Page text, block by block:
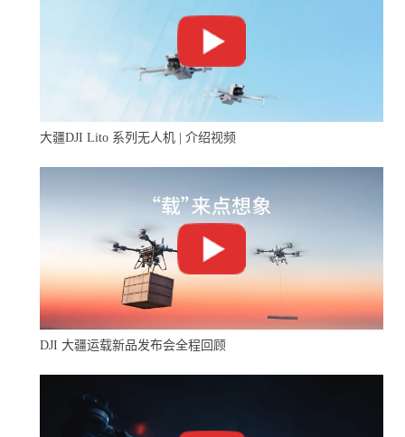
大疆DJI Lito 系列无人机 | 介绍视频
DJI 大疆运载新品发布会全程回顾